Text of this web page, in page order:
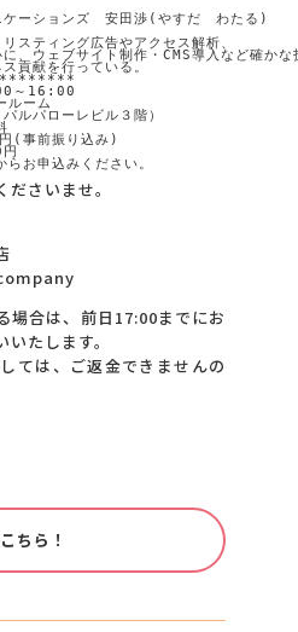
ーションズ　安田渉(やすだ　わたる)
スティング広告やアクセス解析、
、ウェブサイト制作・CMS導入など確か
貢献を行っている。
～16:00
ルーム
ルパローレビル３階）
前振り込み)
お申込みください。
さいませ。
場合は、前日17:00までにお
たします。
ては、ご返金できませんの
ちら！